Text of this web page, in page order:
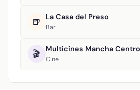
🍺 La Casa del Preso
Bar
🎬 Multicines Mancha Centro
Cine